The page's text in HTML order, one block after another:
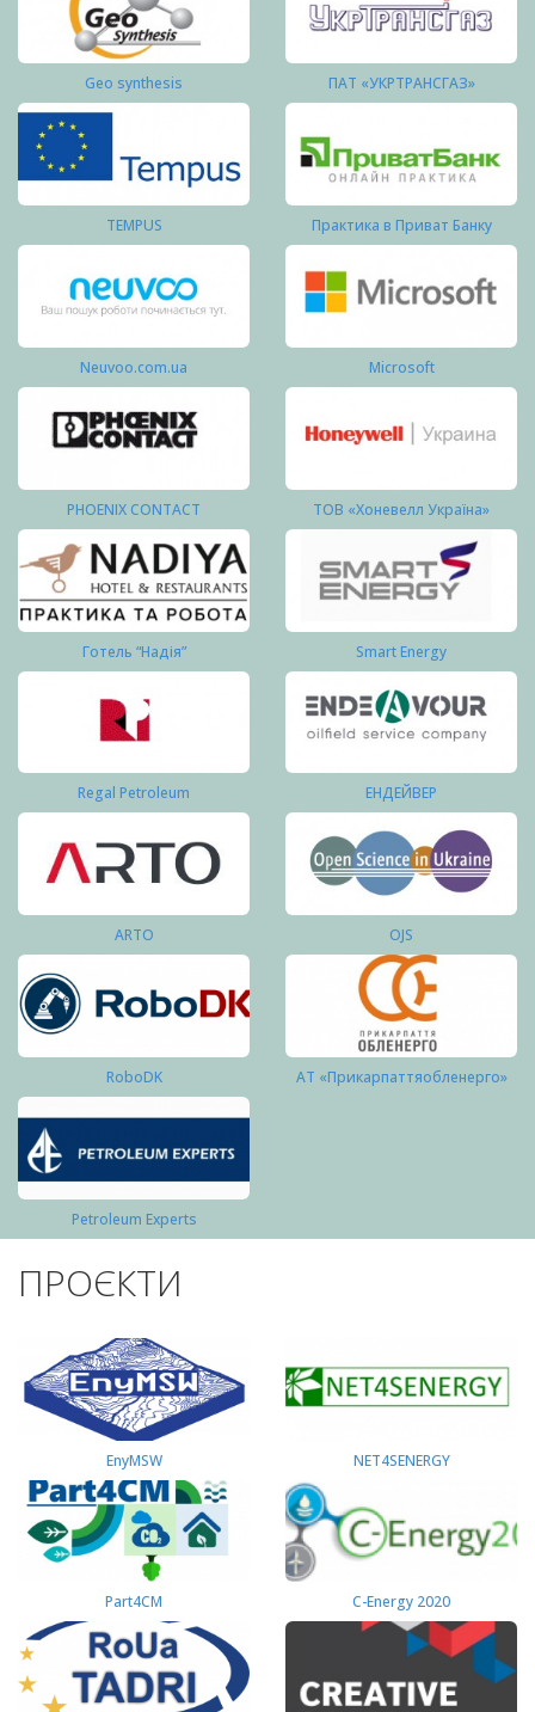
Geo synthesis ПАТ «УКРТРАНСГАЗ»
TEMPUS Практика в Приват Банку
Neuvoo.com.ua Microsoft
PHOENIX CONTACT ТОВ «Хоневелл Україна»
Готель “Надія” Smart Energy
Regal Petroleum ЕНДЕЙВЕР
ARTO OJS
RoboDK АТ «Прикарпаттяобленерго»
Petroleum Experts
ПРОЄКТИ
EnyMSW NET4SENERGY
Part4СМ C-Energy 2020